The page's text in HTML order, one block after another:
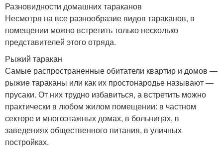
Разновидности домашних тараканов
Несмотря на все разнообразие видов тараканов, в
помещении можно встретить только несколько
представителей этого отряда.
Рыжий таракан
Самые распространенные обитатели квартир и домов —
рыжие тараканы или как их простонародье называют —
прусаки. От них трудно избавиться, а встретить можно
практически в любом жилом помещении: в частном
секторе и многоэтажных домах, в больницах, в
заведениях общественного питания, в уличных
постройках.